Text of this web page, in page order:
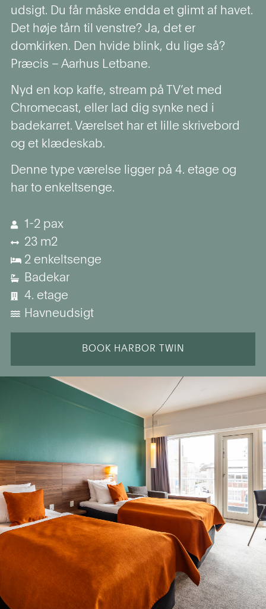
udsigt. Du får måske endda et glimt af havet.
Det høje tårn til venstre? Ja, det er
domkirken. Den hvide blink, du lige så?
Præcis – Aarhus Letbane.
Nyd en kop kaffe, stream på TV’et med
Chromecast, eller lad dig synke ned i
badekarret. Værelset har et lille skrivebord
og et klædeskab.
Denne type værelse ligger på 4. etage og
har to enkeltsenge.
1-2 pax
23 m2
2 enkeltsenge
Badekar
4. etage
Havneudsigt
BOOK HARBOR TWIN